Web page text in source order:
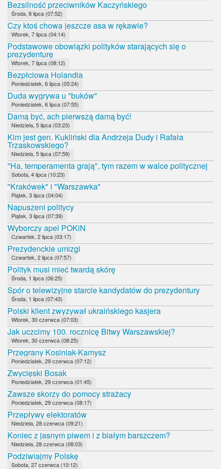
Bezsilność przeciwników Kaczyńskiego
Środa, 8 lipca (07:52)
Czy ktoś chowa jeszcze asa w rękawie?
Wtorek, 7 lipca (04:14)
Podstawowe obowiązki polityków starających się o
prezydenturę
Wtorek, 7 lipca (08:12)
Bezpłciowa Holandia
Poniedziałek, 6 lipca (05:24)
Duda wygrywa u "buków"
Poniedziałek, 6 lipca (07:55)
Damą być, ach pierwszą damą być!
Niedziela, 5 lipca (03:23)
Kim jest gen. Kukliński dla Andrzeja Dudy i Rafała
Trzaskowskiego?
Niedziela, 5 lipca (07:59)
"Ha, temperamenta grają", tym razem w walce politycznej
Sobota, 4 lipca (10:23)
"Krakówek" i "Warszawka"
Piątek, 3 lipca (04:04)
Napuszeni politycy
Piątek, 3 lipca (07:39)
Wyborczy apel POKiN
Czwartek, 2 lipca (03:17)
Prezydenckie umizgi
Czwartek, 2 lipca (07:57)
Polityk musi mieć twardą skórę
Środa, 1 lipca (06:25)
Spór o telewizyjne starcie kandydatów do prezydentury
Środa, 1 lipca (07:43)
Polski klient zwyzywał ukraińskiego kasjera
Wtorek, 30 czerwca (07:03)
Jak uczcimy 100. rocznicę Bitwy Warszawskiej?
Wtorek, 30 czerwca (08:25)
Przegrany Kosiniak-Kamysz
Poniedziałek, 29 czerwca (07:12)
Zwycięski Bosak
Poniedziałek, 29 czerwca (01:45)
Zawsze skorzy do pomocy strażacy
Poniedziałek, 29 czerwca (08:17)
Przepływy elektoratów
Niedziela, 28 czerwca (09:21)
Koniec z jasnym piwem i z białym barszczem?
Niedziela, 28 czerwca (08:03)
Podziwiajmy Polskę
Sobota, 27 czerwca (10:12)